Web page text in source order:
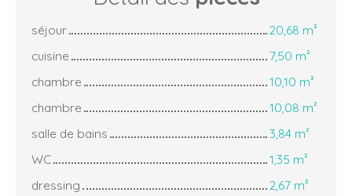
séjour
20,68 m²
cuisine
7,50 m²
chambre
10,10 m²
chambre
10,08 m²
salle de bains
3,84 m²
WC
1,35 m²
dressing
2,67 m²